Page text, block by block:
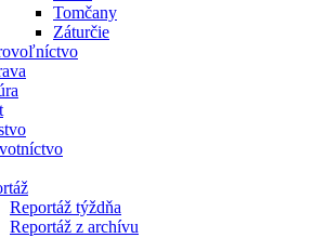
Tomčany
Záturčie
Reportáž týždňa
Reportáž z archívu